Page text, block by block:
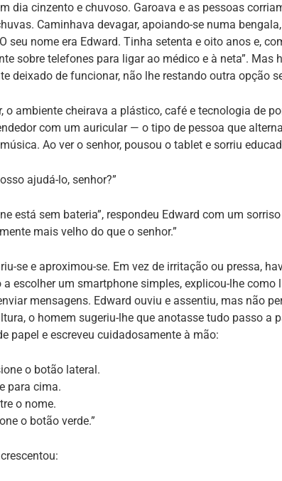
dia cinzento e chuvoso. Garoava e as pessoas
Caminhava devagar, apoiando-se numa
seu nome era Edward. Tinha setenta e oito anos e,
sobre telefones para ligar ao médico e à neta”. Mas
deixado de funcionar, não lhe restando outra opção
o ambiente cheirava a plástico, café e tecnologia de
com um auricular — o tipo de pessoa que
Ao ver o senhor, pousou o tablet e sorriu
ajudá-lo, senhor?”
está sem bateria”, respondeu Edward com um
mais velho do que o senhor.”
se e aproximou-se. Em vez de irritação ou pressa,
a escolher um smartphone simples, explicou-lhe
mensagens. Edward ouviu e assentiu, mas não
o homem sugeriu-lhe que anotasse tudo passo a
papel e escreveu cuidadosamente à mão:
o botão lateral.
para cima.
o nome.
o botão verde.”